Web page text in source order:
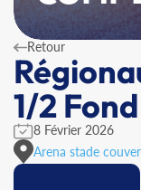
Retour
1/2
8 Février 2026
Arena stade